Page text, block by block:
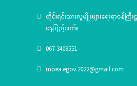
တိုင်းရင်းသားလူမျိုးများရေးရာဝန်ကြီ
နေပြည်တော်။
067-3409551
moea.egov.2022@gmail.com